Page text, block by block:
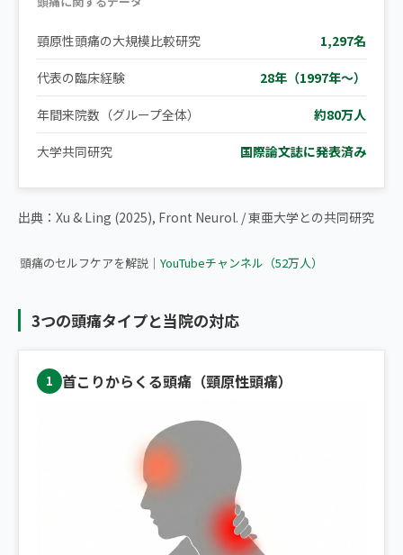
頸原性頭痛の大規模比較研究 1,297名
代表の臨床経験 28年（1997年〜）
年間来院数（グループ全体） 約80万人
大学共同研究 国際論文誌に発表済み
出典：Xu & Ling (2025), Front Neurol. / 東亜大学との共同研究
さい
頭痛のセルフケアを解説｜ YouTubeチャンネル（52万人）
3つの頭痛タイプと当院の対応
1 首こりからくる頭痛（頸原性頭痛）